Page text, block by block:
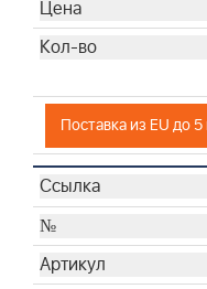
Поставка из EU до